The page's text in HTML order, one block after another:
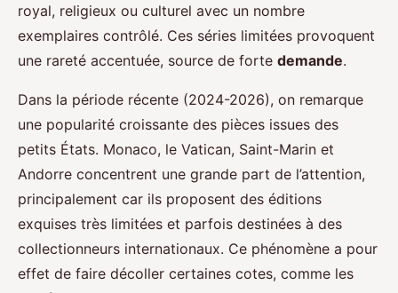
royal, religieux ou culturel avec un nombre
exemplaires contrôlé. Ces séries limitées provoquent
une rareté accentuée, source de forte demande.
Dans la période récente (2024-2026), on remarque
une popularité croissante des pièces issues des
petits États. Monaco, le Vatican, Saint-Marin et
Andorre concentrent une grande part de l’attention,
principalement car ils proposent des éditions
exquises très limitées et parfois destinées à des
collectionneurs internationaux. Ce phénomène a pour
effet de faire décoller certaines cotes, comme les